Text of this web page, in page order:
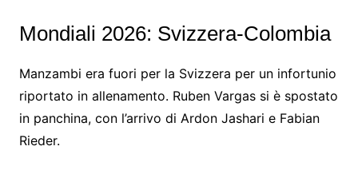
Mondiali 2026: Svizzera-Colombia
Manzambi era fuori per la Svizzera per un infortunio
riportato in allenamento. Ruben Vargas si è spostato
in panchina, con l’arrivo di Ardon Jashari e Fabian
Rieder.